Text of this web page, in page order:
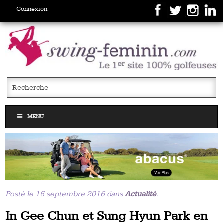
Connexion
MENU
Posté le 16 septembre 2016 dansActualité.
In Gee Chun et Sung Hyun Park en